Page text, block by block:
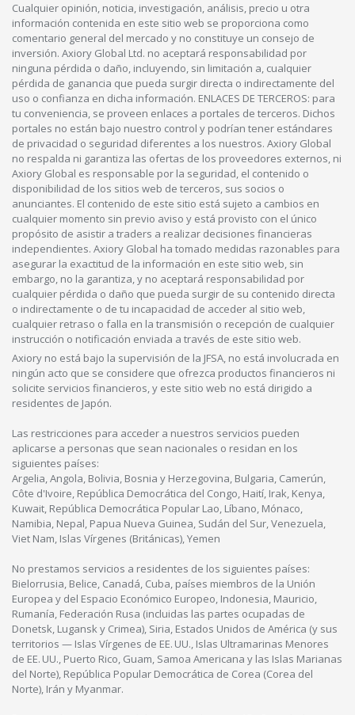
Cualquier opinión, noticia, investigación, análisis, precio u otra
información contenida en este sitio web se proporciona como
comentario general del mercado y no constituye un consejo de
inversión. Axiory Global Ltd. no aceptará responsabilidad por
ninguna pérdida o daño, incluyendo, sin limitación a, cualquier
pérdida de ganancia que pueda surgir directa o indirectamente del
uso o confianza en dicha información. ENLACES DE TERCEROS: para
tu conveniencia, se proveen enlaces a portales de terceros. Dichos
portales no están bajo nuestro control y podrían tener estándares
de privacidad o seguridad diferentes a los nuestros. Axiory Global
no respalda ni garantiza las ofertas de los proveedores externos, ni
Axiory Global es responsable por la seguridad, el contenido o
disponibilidad de los sitios web de terceros, sus socios o
anunciantes. El contenido de este sitio está sujeto a cambios en
cualquier momento sin previo aviso y está provisto con el único
propósito de asistir a traders a realizar decisiones financieras
independientes. Axiory Global ha tomado medidas razonables para
asegurar la exactitud de la información en este sitio web, sin
embargo, no la garantiza, y no aceptará responsabilidad por
cualquier pérdida o daño que pueda surgir de su contenido directa
o indirectamente o de tu incapacidad de acceder al sitio web,
cualquier retraso o falla en la transmisión o recepción de cualquier
instrucción o notificación enviada a través de este sitio web.
Axiory no está bajo la supervisión de la JFSA, no está involucrada en
ningún acto que se considere que ofrezca productos financieros ni
solicite servicios financieros, y este sitio web no está dirigido a
residentes de Japón.
Las restricciones para acceder a nuestros servicios pueden
aplicarse a personas que sean nacionales o residan en los
siguientes países:
Argelia, Angola, Bolivia, Bosnia y Herzegovina, Bulgaria, Camerún,
Côte d'Ivoire, República Democrática del Congo, Haití, Irak, Kenya,
Kuwait, República Democrática Popular Lao, Líbano, Mónaco,
Namibia, Nepal, Papua Nueva Guinea, Sudán del Sur, Venezuela,
Viet Nam, Islas Vírgenes (Británicas), Yemen
No prestamos servicios a residentes de los siguientes países:
Bielorrusia, Belice, Canadá, Cuba, países miembros de la Unión
Europea y del Espacio Económico Europeo, Indonesia, Mauricio,
Rumanía, Federación Rusa (incluidas las partes ocupadas de
Donetsk, Lugansk y Crimea), Siria, Estados Unidos de América (y sus
territorios — Islas Vírgenes de EE. UU., Islas Ultramarinas Menores
de EE. UU., Puerto Rico, Guam, Samoa Americana y las Islas Marianas
del Norte), República Popular Democrática de Corea (Corea del
Norte), Irán y Myanmar.